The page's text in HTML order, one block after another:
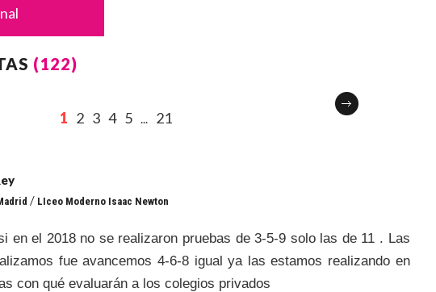
(122)
1 2 3 4 5 ... 21
/ LIceo Moderno Isaac Newton
en el 2018 no se realizaron pruebas de 3-5-9 solo las de 11 . Las
fue avancemos 4-6-8 igual ya las estamos realizando en
con qué evaluarán a los colegios privados